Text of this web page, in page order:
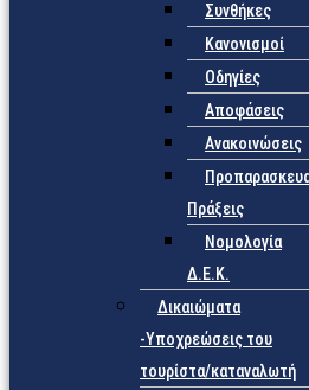
Συνθήκες
Κανονισμοί
Οδηγίες
Αποφάσεις
Ανακοινώσεις
Πράξεις
Νομολογία
Δ.Ε.Κ.
Δικαιώματα
-Υποχρεώσεις του
τουρίστα/καταναλωτή